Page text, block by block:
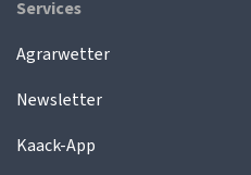
Services
Agrarwetter
Newsletter
Kaack-App